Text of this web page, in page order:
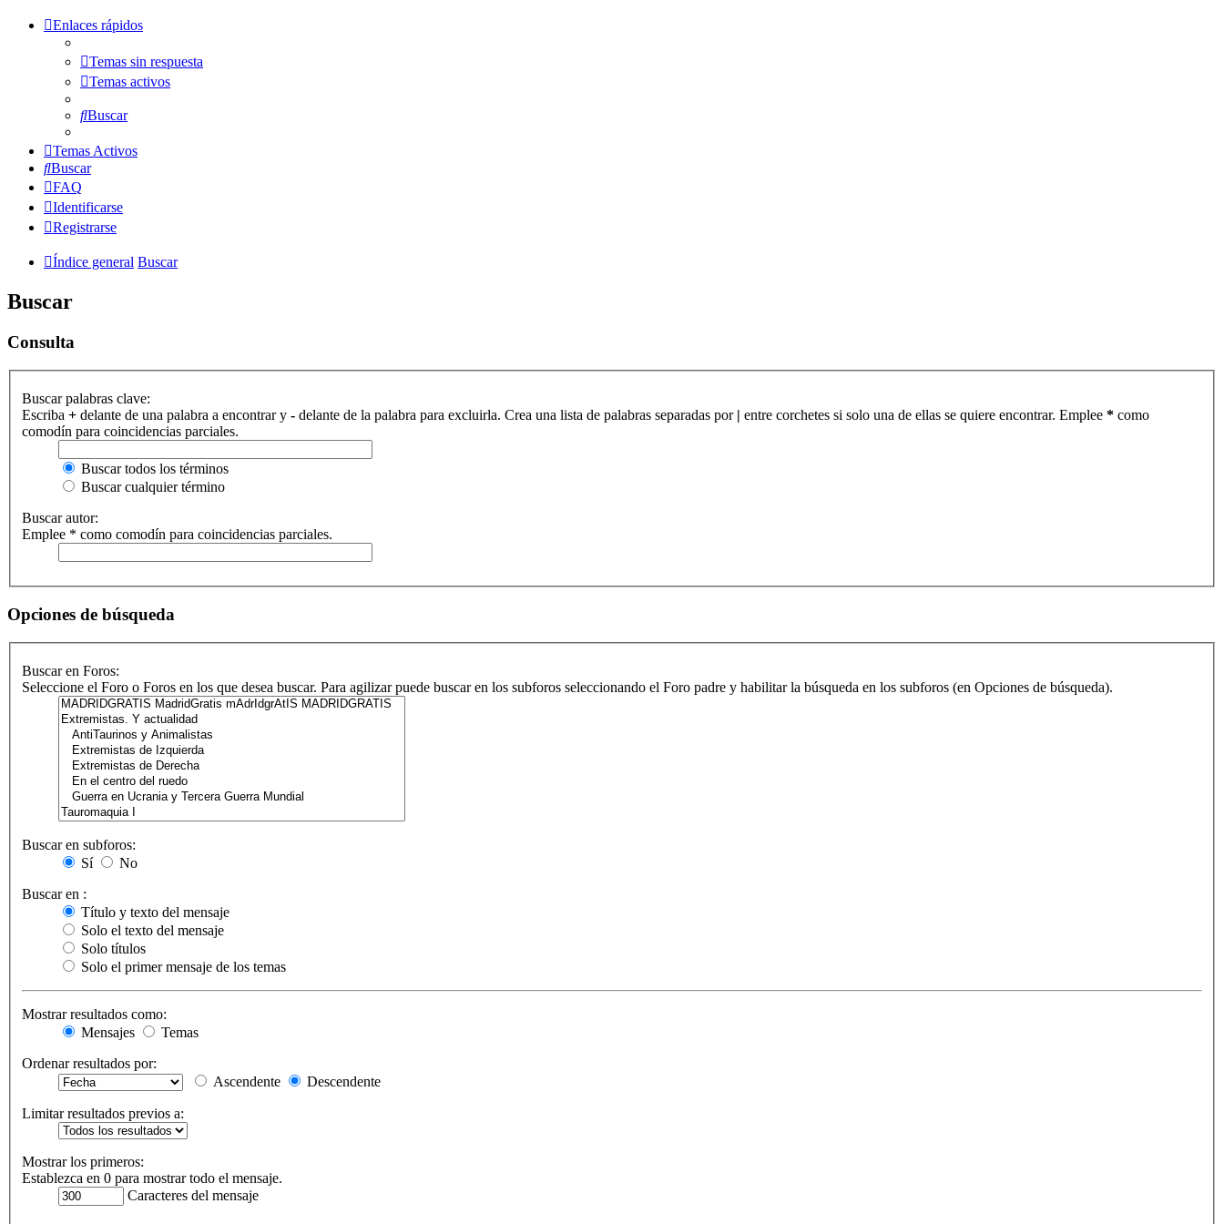
Enlaces rápidos
Temas sin respuesta
Temas activos
Buscar
Temas Activos
Buscar
FAQ
Identificarse
Registrarse
Índice general Buscar
Buscar
Consulta
Buscar palabras clave:
Escriba + delante de una palabra a encontrar y - delante de la palabra para excluirla. Crea una lista de palabras separadas por | entre corchetes si solo una de ellas se quiere encontrar. Emplee * como
comodín para coincidencias parciales.
Buscar todos los términos
Buscar cualquier término
Buscar autor:
Emplee * como comodín para coincidencias parciales.
Opciones de búsqueda
Buscar en Foros:
Seleccione el Foro o Foros en los que desea buscar. Para agilizar puede buscar en los subforos seleccionando el Foro padre y habilitar la búsqueda en los subforos (en Opciones de búsqueda).
Buscar en subforos:
Sí
No
Buscar en :
Título y texto del mensaje
Solo el texto del mensaje
Solo títulos
Solo el primer mensaje de los temas
Mostrar resultados como:
Mensajes
Temas
Ordenar resultados por:
Ascendente
Descendente
Limitar resultados previos a:
Mostrar los primeros:
Establezca en 0 para mostrar todo el mensaje.
Caracteres del mensaje